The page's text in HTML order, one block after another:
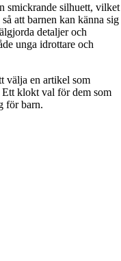
smickrande silhuett, vilket
att barnen kan känna sig
detaljer och
unga idrottare och
välja en artikel som
klokt val för dem som
för barn.